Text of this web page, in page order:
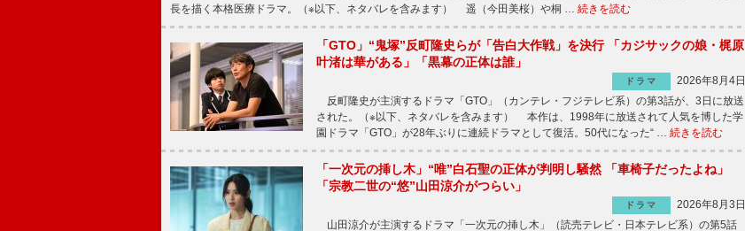
長を描く本格医療ドラマ。（※以下、ネタバレを含みます） 遥（今田美桜）や桐 … 続きを読む
「GTO」“鬼塚”反町隆史らが「告白大作戦」を決行 「カジサックの娘・梶原
叶渚は華がある」「黒幕の正体は誰」
ドラマ
2026年8月4日
反町隆史が主演するドラマ「GTO」（カンテレ・フジテレビ系）の第3話が、3日に放送
された。（※以下、ネタバレを含みます） 本作は、1998年に放送されて人気を博した学
園ドラマ「GTO」が28年ぶりに連続ドラマとして復活。50代になった“ … 続きを読む
「一次元の挿し木」“唯”白石聖の正体が判明し騒然 「車椅子だったよね」
「宗教二世の“悠”山田涼介がつらい」
ドラマ
2026年8月3日
山田涼介が主演するドラマ「一次元の挿し木」（読売テレビ・日本テレビ系）の第5話